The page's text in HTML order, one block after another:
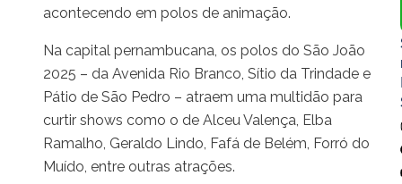
acontecendo em polos de animação.
Na capital pernambucana, os polos do São João
2025 – da Avenida Rio Branco, Sítio da Trindade e
Pátio de São Pedro – atraem uma multidão para
curtir shows como o de Alceu Valença, Elba
Ramalho, Geraldo Lindo, Fafá de Belém, Forró do
Muído, entre outras atrações.